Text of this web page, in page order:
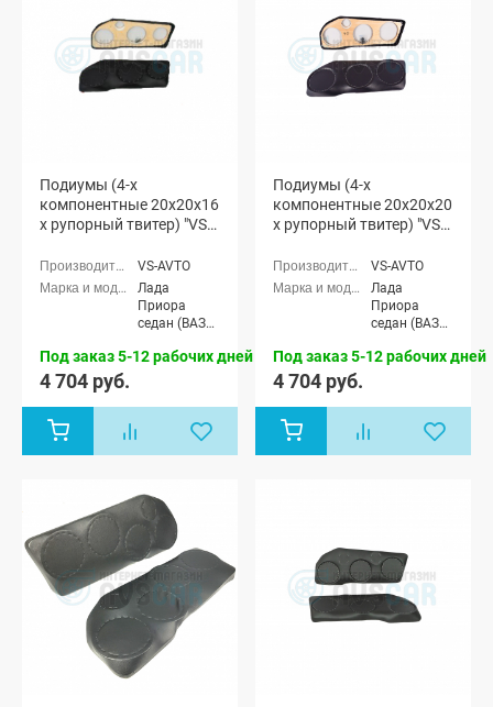
Подиумы (4-х
компонентные 20x20x16
x рупорный твитер) "VS-
VS-AVTO
Лада
Приора
седан (ВАЗ
Приора
Лада
хэтчбек (ВАЗ
Под заказ 5-12 рабочих дней
4 704 руб.
Подиумы (4-х
компонентные 20x20x20
x рупорный твитер) "VS-
VS-AVTO
Лада
Приора
седан (ВАЗ
Приора
Лада
хэтчбек (ВАЗ
Под заказ 5-12 рабочих дней
4 704 руб.